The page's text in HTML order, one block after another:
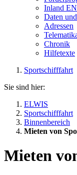
Inland
Daten
Adressen
Chronik
Hilfetexte
Sportschifffahrt
Sie sind hier:
ELWIS
Sportschifffahrt
Binnenbereich
Mieten von
Mieten